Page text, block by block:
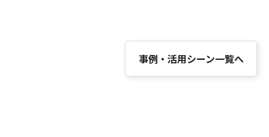
事例・活用シーン一覧へ